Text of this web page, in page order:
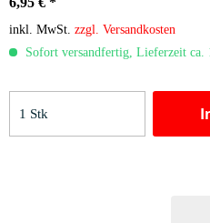
inkl. MwSt. zzgl. Versandkosten
Sofort versandfertig, Lieferzeit ca.